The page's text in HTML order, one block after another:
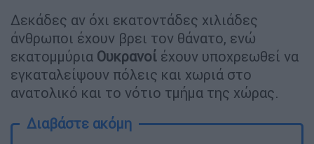
Δεκάδες αν όχι εκατοντάδες χιλιάδες
άνθρωποι έχουν βρει τον θάνατο, ενώ
εκατομμύρια Ουκρανοί έχουν υποχρεωθεί να
εγκαταλείψουν πόλεις και χωριά στο
ανατολικό και το νότιο τμήμα της χώρας.
Διαβάστε ακόμη